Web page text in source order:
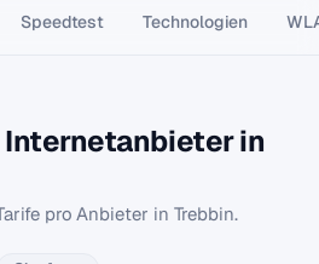
Speedtest Technologien
in
pro Anbieter in Trebbin.